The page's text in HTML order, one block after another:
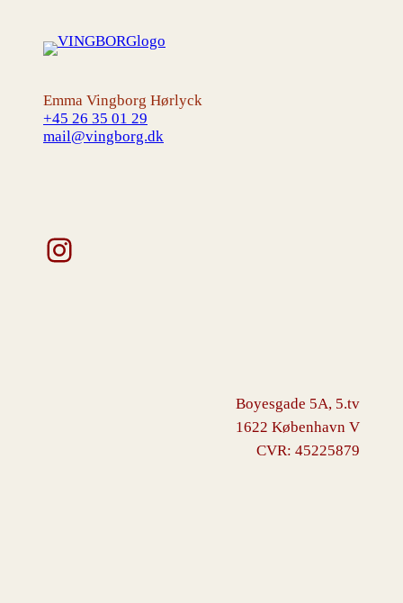
Emma Vingborg Hørlyck
+45 26 35 01 29
mail@vingborg.dk
Instagram
Boyesgade 5A, 5.tv
1622 København V
CVR: 45225879